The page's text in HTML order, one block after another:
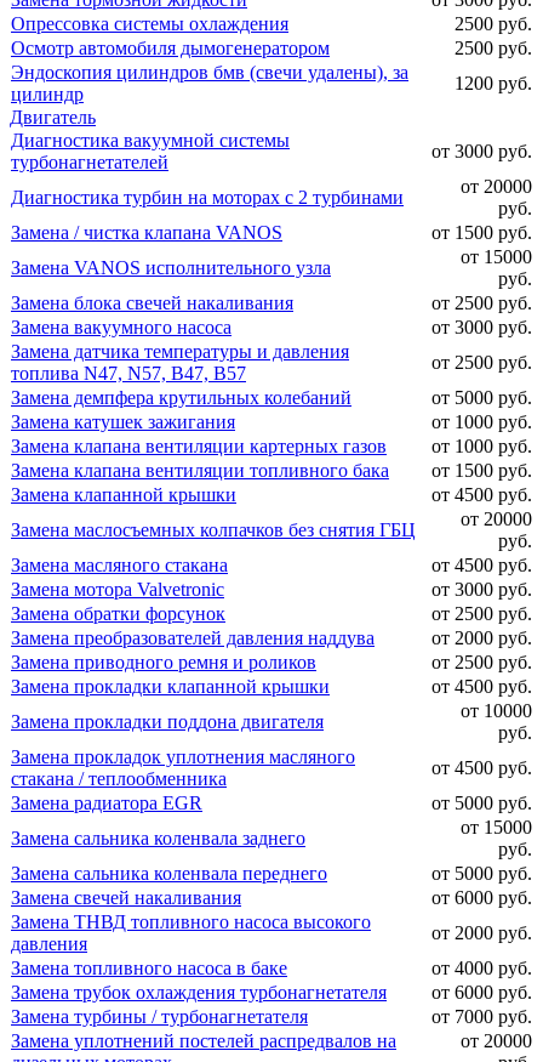
Опрессовка системы охлаждения
2500 руб.
Осмотр автомобиля дымогенератором
2500 руб.
Эндоскопия цилиндров бмв (свечи удалены), за
цилиндр
1200 руб.
Двигатель
Диагностика вакуумной системы
турбонагнетателей
от 3000 руб.
Диагностика турбин на моторах с 2 турбинами
от 20000
руб.
Замена / чистка клапана VANOS
от 1500 руб.
Замена VANOS исполнительного узла
от 15000
руб.
Замена блока свечей накаливания
от 2500 руб.
Замена вакуумного насоса
от 3000 руб.
Замена датчика температуры и давления
топлива N47, N57, B47, B57
от 2500 руб.
Замена демпфера крутильных колебаний
от 5000 руб.
Замена катушек зажигания
от 1000 руб.
Замена клапана вентиляции картерных газов
от 1000 руб.
Замена клапана вентиляции топливного бака
от 1500 руб.
Замена клапанной крышки
от 4500 руб.
Замена маслосъемных колпачков без снятия ГБЦ
от 20000
руб.
Замена масляного стакана
от 4500 руб.
Замена мотора Valvetronic
от 3000 руб.
Замена обратки форсунок
от 2500 руб.
Замена преобразователей давления наддува
от 2000 руб.
Замена приводного ремня и роликов
от 2500 руб.
Замена прокладки клапанной крышки
от 4500 руб.
Замена прокладки поддона двигателя
от 10000
руб.
Замена прокладок уплотнения масляного
стакана / теплообменника
от 4500 руб.
Замена радиатора EGR
от 5000 руб.
Замена сальника коленвала заднего
от 15000
руб.
Замена сальника коленвала переднего
от 5000 руб.
Замена свечей накаливания
от 6000 руб.
Замена ТНВД топливного насоса высокого
давления
от 2000 руб.
Замена топливного насоса в баке
от 4000 руб.
Замена трубок охлаждения турбонагнетателя
от 6000 руб.
Замена турбины / турбонагнетателя
от 7000 руб.
Замена уплотнений постелей распредвалов на
от 20000